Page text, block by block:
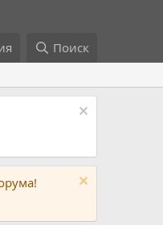
Поиск